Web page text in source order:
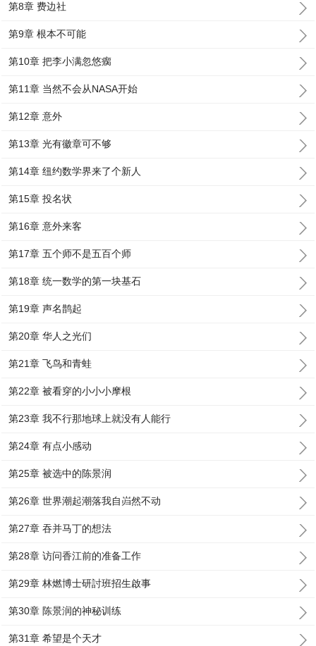
第8章 费边社
第9章 根本不可能
第10章 把李小满忽悠瘸
第11章 当然不会从NASA开始
第12章 意外
第13章 光有徽章可不够
第14章 纽约数学界来了个新人
第15章 投名状
第16章 意外来客
第17章 五个师不是五百个师
第18章 统一数学的第一块基石
第19章 声名鹊起
第20章 华人之光们
第21章 飞鸟和青蛙
第22章 被看穿的小小小摩根
第23章 我不行那地球上就没有人能行
第24章 有点小感动
第25章 被选中的陈景润
第26章 世界潮起潮落我自岿然不动
第27章 吞并马丁的想法
第28章 访问香江前的准备工作
第29章 林燃博士研討班招生啟事
第30章 陈景润的神秘训练
第31章 希望是个天才